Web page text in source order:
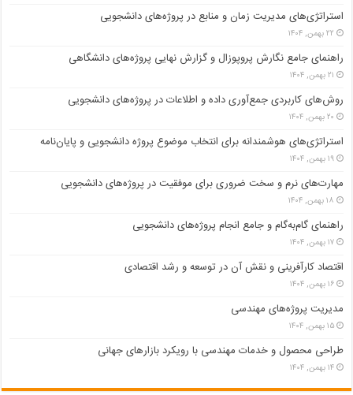
استراتژی‌های مدیریت زمان و منابع در پروژه‌های دانشجویی
۲۲ بهمن, ۱۴۰۴
راهنمای جامع نگارش پروپوزال و گزارش نهایی پروژه‌های دانشگاهی
۲۱ بهمن, ۱۴۰۴
روش‌های کاربردی جمع‌آوری داده و اطلاعات در پروژه‌های دانشجویی
۲۰ بهمن, ۱۴۰۴
استراتژی‌های هوشمندانه برای انتخاب موضوع پروژه دانشجویی و پایان‌نامه
۱۹ بهمن, ۱۴۰۴
مهارت‌های نرم و سخت ضروری برای موفقیت در پروژه‌های دانشجویی
۱۸ بهمن, ۱۴۰۴
راهنمای گام‌به‌گام و جامع انجام پروژه‌های دانشجویی
۱۷ بهمن, ۱۴۰۴
اقتصاد کارآفرینی و نقش آن در توسعه و رشد اقتصادی
۱۶ بهمن, ۱۴۰۴
مدیریت پروژه‌های مهندسی
۱۵ بهمن, ۱۴۰۴
طراحی محصول و خدمات مهندسی با رویکرد بازارهای جهانی
۱۴ بهمن, ۱۴۰۴